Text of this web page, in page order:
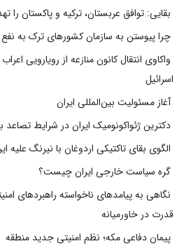
بقایی: توافق عربستان، ترکیه و پاکستان را
چرا پیوستن به سازمان کشورهای ترک به
واکاوی انتقال کانون منازعه از رویارویی
اسرائیل
آغاز مسئولیت بین‌المللی ایران
دکترین ژئواکونومیک ایران در شرایط تصاعد
الگوی بقای تاکتیکی اردوغان با نیرنگ علیه
گره سیاست خارجی ایران چیست؟
نگاهی به پیامدهای ناخواسته راهبردهای
قدرت در خاورمیانه
پیمان دفاعی مکه؛ نظم امنیتی جدید منطقه